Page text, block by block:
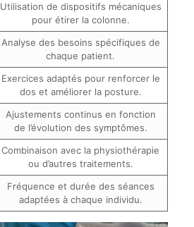
Utilisation de dispositifs mécaniques
pour étirer la colonne.
Analyse des besoins spécifiques de
chaque patient.
Exercices adaptés pour renforcer le
dos et améliorer la posture.
Ajustements continus en fonction
de l’évolution des symptômes.
Combinaison avec la physiothérapie
ou d’autres traitements.
Fréquence et durée des séances
adaptées à chaque individu.